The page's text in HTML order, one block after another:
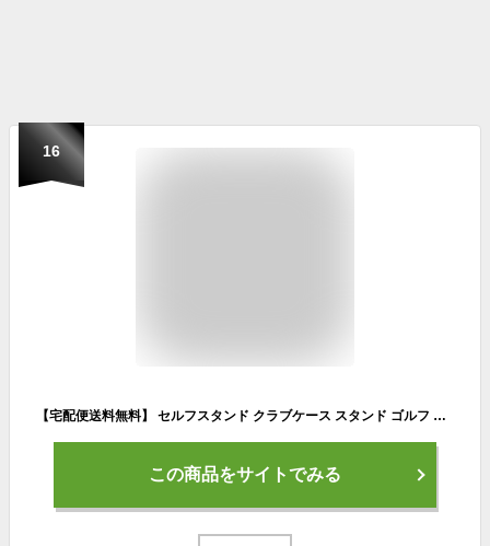
16
【宅配便送料無料】 セルフスタンド クラブケース スタンド ゴルフ クラブケース 練習用 フードカバー 大容量ポケット メンズ レディース クラブバッグ スタンドバッグ ゴルフバッグ ゴルフケース セルフスタンドバッグ キャディバッグ セルフスタンド式クラブケース 宅F
この商品をサイトでみる